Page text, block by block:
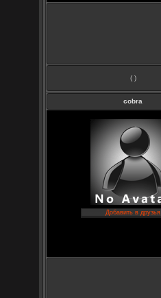
( )
cobra
Добавить в друзья